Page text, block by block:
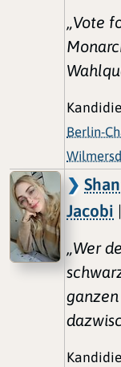
„Vote
Berlin-
Jacobi
„Wer